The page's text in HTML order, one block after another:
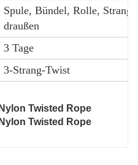
Spule, Bündel, Rolle, Strang
draußen
3 Tage
3-Strang-Twist